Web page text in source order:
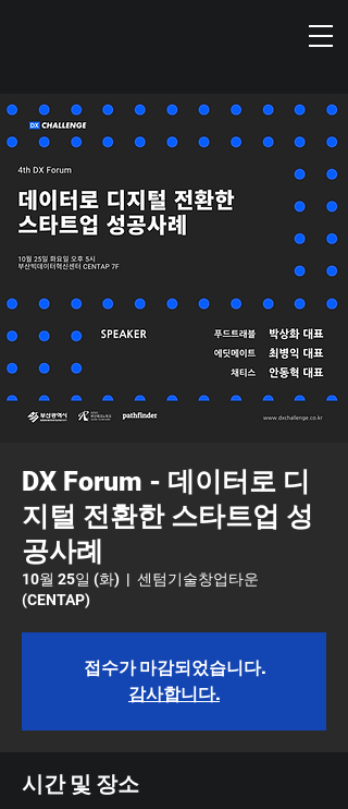
DX Forum - 데이터로 디
지털 전환한 스타트업 성
공사례
10월 25일 (화)
  |
센텀기술창업타운
(CENTAP)
접수가 마감되었습니다.
감사합니다.
시간 및 장소